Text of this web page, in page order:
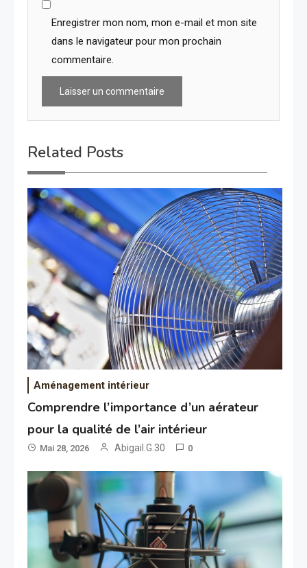
Enregistrer mon nom, mon e-mail et mon site
dans le navigateur pour mon prochain
commentaire.
Related Posts
Aménagement intérieur
Comprendre l’importance d’un aérateur
pour la qualité de l’air intérieur
Mai 28, 2026 Abigail.G.30 0